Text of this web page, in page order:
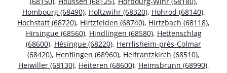
Hombourg (68490), Holtzwihr (68320), Hohrod (68140),
Hochstatt (68720), Hirtzfelden (68740), Hirtzbach (68118),
Hirsingue (68560), Hindlingen (68580), Hettenschlag
(68600), Hésingue (68220), Herrlisheim-près-Colmar
(68420), Henflingen (68960), Helfrantzkirch (68510),
Heiwiller (68130), Heiteren (68600), Heimsbrunn (68990),